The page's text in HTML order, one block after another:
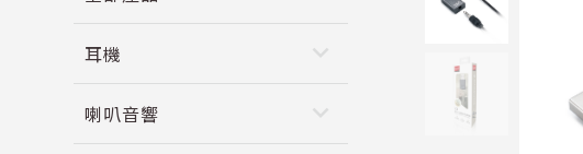
耳機 keyboard_arrow_down
喇叭音響 keyboard_arrow_down